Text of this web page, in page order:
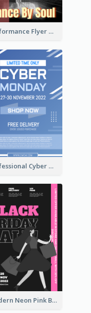
Performance Flyer With Monochrome Photo
Professional Cyber Monday Free Delivery Promotion Flyer Design
Modern Neon Pink Black Friday Shopping Sale Day Flyer